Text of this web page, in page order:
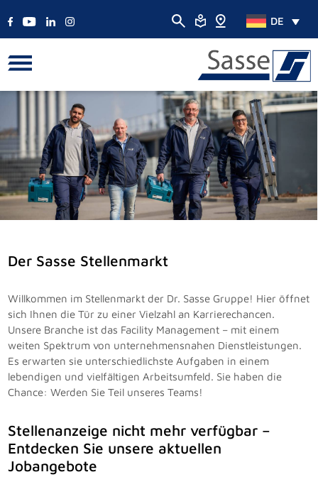
DE
Der Sasse Stellenmarkt
Willkommen im Stellenmarkt der Dr. Sasse Gruppe! Hier öffnet
sich Ihnen die Tür zu einer Vielzahl an Karrierechancen.
Unsere Branche ist das Facility Management – mit einem
weiten Spektrum von unternehmensnahen Dienstleistungen.
Es erwarten sie unterschiedlichste Aufgaben in einem
lebendigen und vielfältigen Arbeitsumfeld. Sie haben die
Chance: Werden Sie Teil unseres Teams!
Stellenanzeige nicht mehr verfügbar –
Entdecken Sie unsere aktuellen
Jobangebote